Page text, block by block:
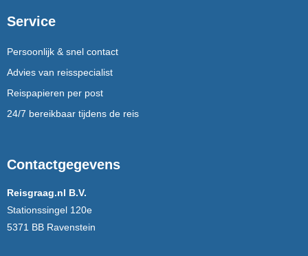
Service
Persoonlijk & snel contact
Advies van reisspecialist
Reispapieren per post
24/7 bereikbaar tijdens de reis
Contactgegevens
Reisgraag.nl B.V.
Stationssingel 120e
5371 BB Ravenstein